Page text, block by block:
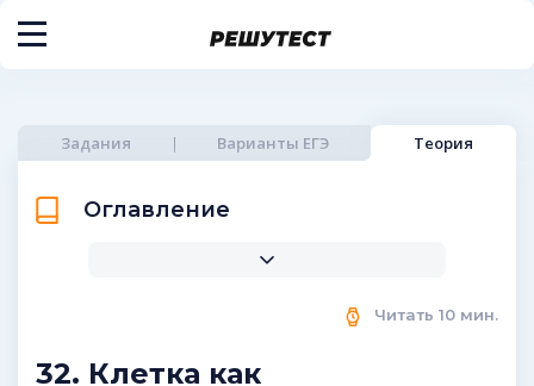
Задания Варианты ЕГЭ Теория
Оглавление
32. Клетка как
Читать 10 мин.